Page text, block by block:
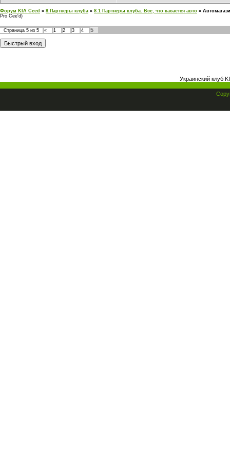
Форум KIA Ceed » 8.Партнеры клуба » 8.1 Партнеры клуба. Все, что касается авто »
Pro Cee'd)
Страница 5 из 5 « 1 2 3 4 5
Украинский клуб